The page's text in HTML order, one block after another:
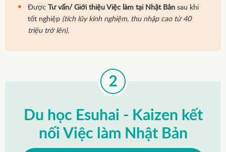
Được
Tư vấn/ Giới thiệu Việc làm tại Nhật Bản sau khi
tốt nghiệp (tích lũy kinh nghiệm, thu nhập cao từ 40
triệu trở lên).
Du học Esuhai - Kaizen kết
nối Việc làm Nhật Bản